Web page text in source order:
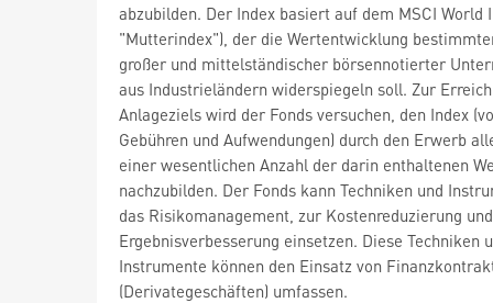
abzubilden. Der Index basiert auf dem MSCI World
"Mutterindex"), der die Wertentwicklung
großer und mittelständischer börsennotierter
aus Industrieländern widerspiegeln soll. Zur
Anlageziels wird der Fonds versuchen, den Index
Gebühren und Aufwendungen) durch den Erwerb
einer wesentlichen Anzahl der darin enthaltenen
nachzubilden. Der Fonds kann Techniken und
das Risikomanagement, zur Kostenreduzierung
Ergebnisverbesserung einsetzen. Diese Techniken
Instrumente können den Einsatz von
(Derivategeschäften) umfassen.